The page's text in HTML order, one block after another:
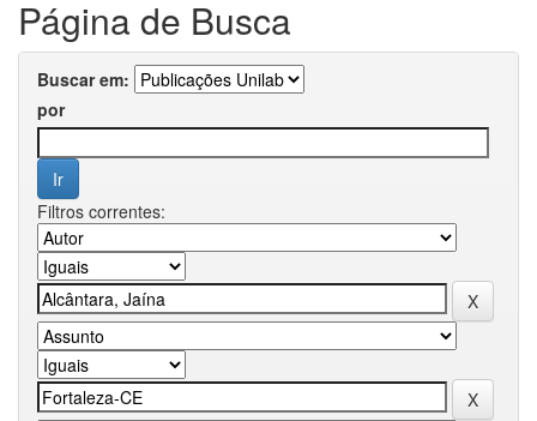
Página de Busca
Buscar em:
por
Filtros correntes: